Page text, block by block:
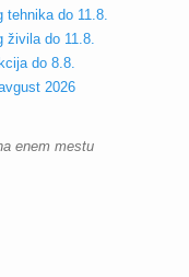
tehnika do 11.8.
živila do 11.8.
do 8.8.
2026
enem mestu